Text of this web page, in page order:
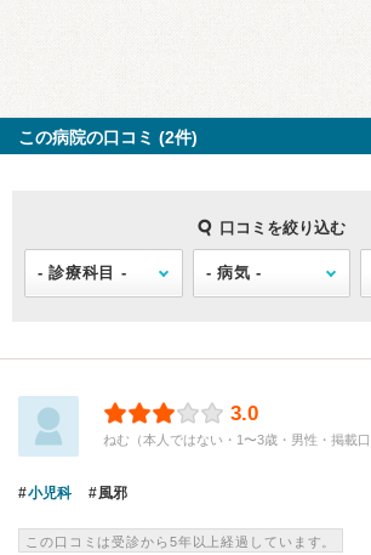
この病院の口コミ (2件)
口コミを絞り込む
3.0
ねむ（本人ではない・1〜3歳・男性・掲載口
小児科 風邪
この口コミは受診から5年以上経過しています。